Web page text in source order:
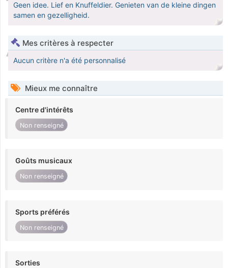
Geen idee. Lief en Knuffeldier. Genieten van de kleine dingen
samen en gezelligheid.
Mes critères à respecter
Aucun critère n'a été personnalisé
Mieux me connaître
Centre d'intérêts
Non renseigné
Goûts musicaux
Non renseigné
Sports préférés
Non renseigné
Sorties